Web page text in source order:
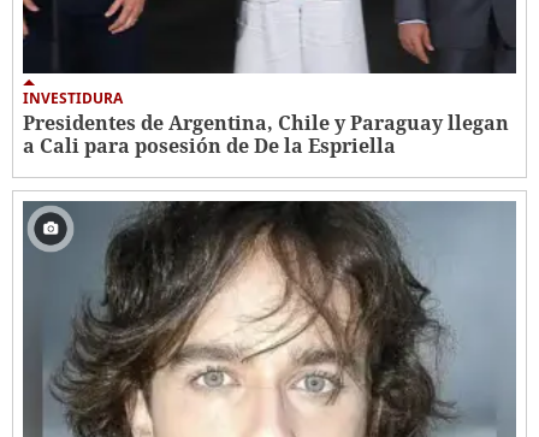
INVESTIDURA
Presidentes de Argentina, Chile y Paraguay llegan
a Cali para posesión de De la Espriella